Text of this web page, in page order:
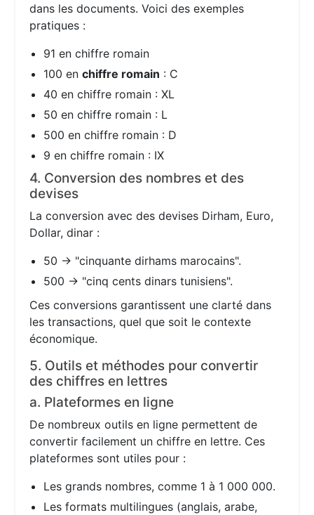
dans les documents. Voici des exemples
pratiques :
91 en chiffre romain
100 enchiffre romain : C
40 en chiffre romain : XL
50 en chiffre romain : L
500 en chiffre romain : D
9 en chiffre romain : IX
4. Conversion des nombres et des
devises
La conversion avec des devises Dirham, Euro,
Dollar, dinar :
50 → "cinquante dirhams marocains".
500 → "cinq cents dinars tunisiens".
Ces conversions garantissent une clarté dans
les transactions, quel que soit le contexte
économique.
5. Outils et méthodes pour convertir
des chiffres en lettres
a. Plateformes en ligne
De nombreux outils en ligne permettent de
convertir facilement un chiffre en lettre. Ces
plateformes sont utiles pour :
Les grands nombres, comme 1 à 1 000 000.
Les formats multilingues (anglais, arabe,